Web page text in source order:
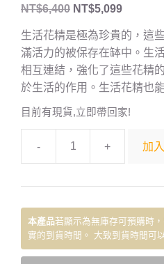
NT$6,400 NT$5,099
生活花精是極為珍貴的，這
滿活力的被保存在缽中。生
相互連結，強化了這些花精
於生活的作用。生活花精也
目前有現貨,立即帶回家!
- + 加
本產品若顯示為無庫存可預購時
實的到貨時間。 大致到貨時間可